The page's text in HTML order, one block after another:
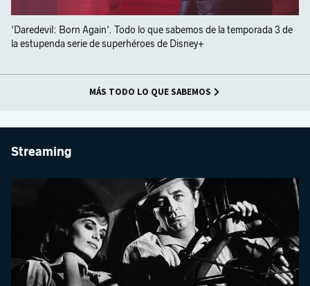
'Daredevil: Born Again'. Todo lo que sabemos de la temporada 3 de
la estupenda serie de superhéroes de Disney+
MÁS TODO LO QUE SABEMOS
Streaming